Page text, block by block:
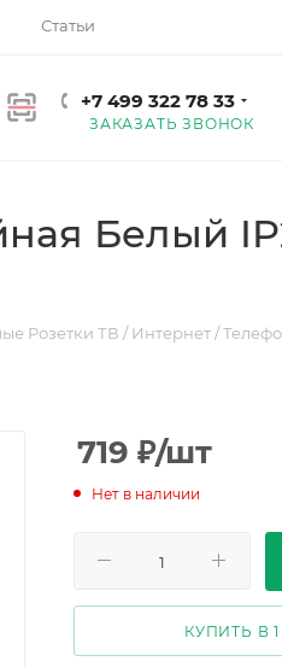
Статьи
+7 499 322 78 33
ЗАКАЗАТЬ ЗВОНОК
Белый
Розетки ТВ / Интернет /
719 ₽/шт
Нет в наличии
КУПИТЬ В